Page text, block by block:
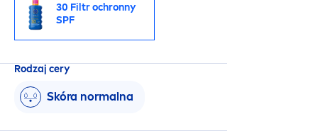
30 Filtr ochronny
SPF
Rodzaj cery
Skóra normalna